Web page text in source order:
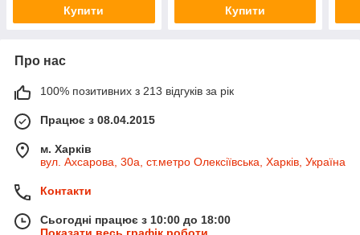
Купити Купити
Про нас
100% позитивних з 213 відгуків за рік
Працює з 08.04.2015
м. Харків
вул. Ахсарова, 30а, ст.метро Олексіївська, Харків, Україна
Контакти
Сьогодні працює з 10:00 до 18:00